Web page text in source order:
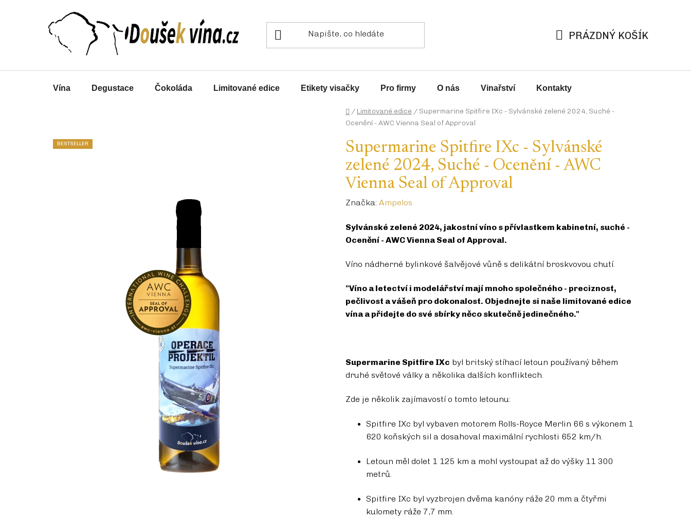
KOŠÍK
PRÁZDNÝ KOŠÍK
Vína Degustace Čokoláda Limitované edice Etikety visačky Pro firmy O nás Vinařství Kontakty
Domů
/ Limitované edice / Supermarine Spitfire IXc - Sylvánské zelené 2024, Suché -
Ocenění - AWC Vienna Seal of Approval
Supermarine Spitfire IXc - Sylvánské
zelené 2024, Suché - Ocenění - AWC
Vienna Seal of Approval
Značka: Ampelos
Sylvánské zelené 2024, jakostní víno s přívlastkem kabinetní, suché -
Ocenění - AWC Vienna Seal of Approval.
Víno nádherné bylinkové šalvějové vůně s delikátní broskvovou chutí.
"Víno a letectví i modelářství mají mnoho společného - preciznost,
pečlivost a vášeň pro dokonalost. Objednejte si naše limitované edice
vína a přidejte do své sbírky něco skutečně jedinečného."
Supermarine Spitfire IXc byl britský stíhací letoun používaný během
druhé světové války a několika dalších konfliktech.
Zde je několik zajímavostí o tomto letounu:
Spitfire IXc byl vybaven motorem Rolls-Royce Merlin 66 s výkonem 1
620 koňských sil a dosahoval maximální rychlosti 652 km/h.
Letoun měl dolet 1 125 km a mohl vystoupat až do výšky 11 300
metrů.
Spitfire IXc byl vyzbrojen dvěma kanóny ráže 20 mm a čtyřmi
kulomety ráže 7,7 mm.
BESTSELLER